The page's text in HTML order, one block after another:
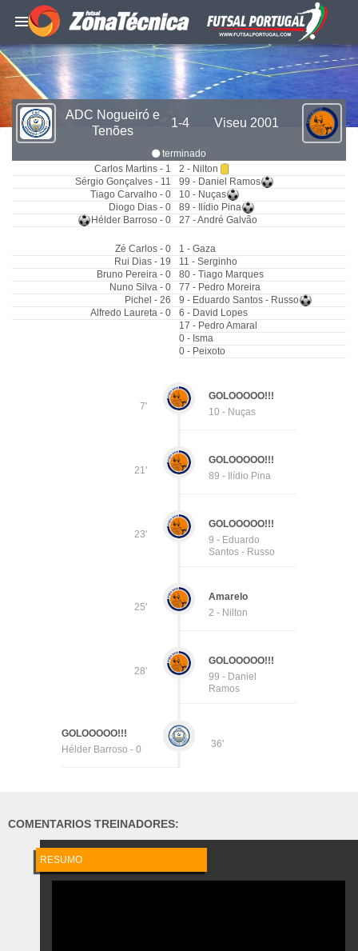
ADC Nogueiró e
Tenões
1-4 Viseu 2001
terminado
Carlos Martins - 1
Sérgio Gonçalves - 11
Tiago Carvalho - 0
Diogo Dias - 0
Hélder Barroso - 0
2 - Nilton
99 - Daniel Ramos
10 - Nuças
89 - Ilídio Pina
27 - André Galvão
Zé Carlos - 0
Rui Dias - 19
Bruno Pereira - 0
Nuno Silva - 0
Pichel - 26
Alfredo Laureta - 0
1 - Gaza
11 - Serginho
80 - Tiago Marques
77 - Pedro Moreira
9 - Eduardo Santos - Russo
6 - David Lopes
17 - Pedro Amaral
0 - Isma
0 - Peixoto
7'
GOLOOOOO!!!
10 - Nuças
21'
GOLOOOOO!!!
89 - Ilídio Pina
23'
GOLOOOOO!!!
9 - Eduardo
Santos - Russo
25'
Amarelo
2 - Nilton
28'
GOLOOOOO!!!
99 - Daniel
Ramos
36'
GOLOOOOO!!!
Hélder Barroso - 0
COMENTARIOS TREINADORES:
RESUMO